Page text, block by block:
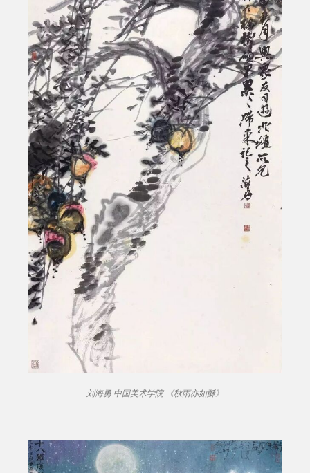
刘海勇 中国美术学院 《秋雨亦如酥》